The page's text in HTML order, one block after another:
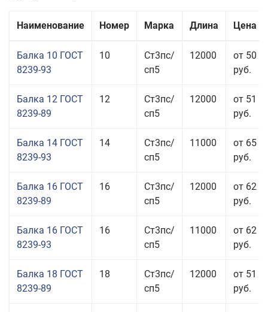
Наименование Номер Марка Длина Цена
Балка 10 ГОСТ
8239-93
10
Ст3пс/
сп5
12000
от 50
руб.
Балка 12 ГОСТ
8239-89
12
Ст3пс/
сп5
12000
от 51
руб.
Балка 14 ГОСТ
8239-93
14
Ст3пс/
сп5
11000
от 65
руб.
Балка 16 ГОСТ
8239-89
16
Ст3пс/
сп5
12000
от 62
руб.
Балка 16 ГОСТ
8239-93
16
Ст3пс/
сп5
11000
от 62
руб.
Балка 18 ГОСТ
8239-89
18
Ст3пс/
сп5
12000
от 51
руб.